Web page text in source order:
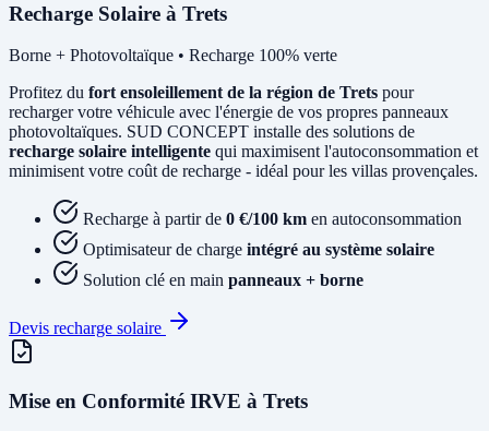
Recharge Solaire à Trets
Borne + Photovoltaïque • Recharge 100% verte
Profitez du fort ensoleillement de la région de Trets pour
recharger votre véhicule avec l'énergie de vos propres panneaux
photovoltaïques. SUD CONCEPT installe des solutions de
recharge solaire intelligente qui maximisent l'autoconsommation et
minimisent votre coût de recharge - idéal pour les villas provençales.
Recharge à partir de 0 €/100 km en autoconsommation
Optimisateur de charge intégré au système solaire
Solution clé en main panneaux + borne
Devis recharge solaire
Mise en Conformité IRVE à Trets